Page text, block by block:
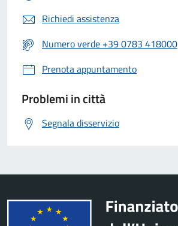
Richiedi assistenza
Numero verde +39 0783 418000
Prenota appuntamento
Problemi in città
Segnala disservizio